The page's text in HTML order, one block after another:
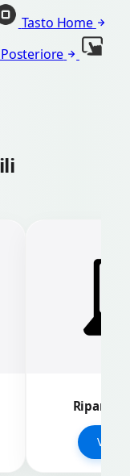
Tasto Home
Vedi